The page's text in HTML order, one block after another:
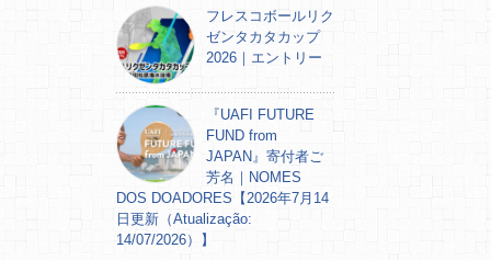
フレスコボールリク
ゼンタカタカップ
2026｜エントリー
『UAFI FUTURE
FUND from
JAPAN』寄付者ご
芳名｜NOMES
DOS DOADORES【2026年7月14
日更新（Atualização:
14/07/2026）】